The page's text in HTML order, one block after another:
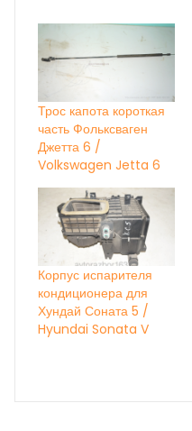
Трос капота короткая
часть Фольксваген
Джетта 6 /
Volkswagen Jetta 6
Корпус испарителя
кондиционера для
Хундай Соната 5 /
Hyundai Sonata V